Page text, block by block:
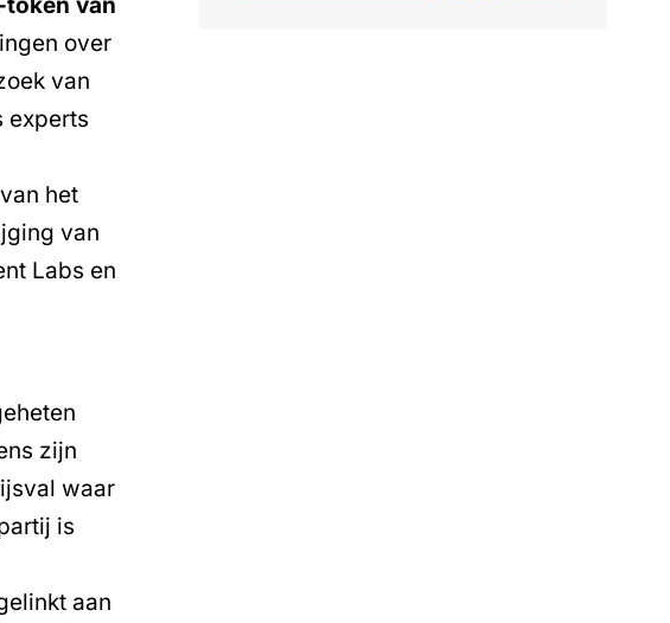
over
van
experts
het
van
Labs en
zijn
waar
is
aan